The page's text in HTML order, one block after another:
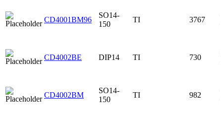
CD4001BM96
SO14-
150
TI 3767
CD4002BE DIP14 TI 730
CD4002BM
SO14-
150
TI 982